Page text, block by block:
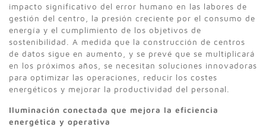
impacto significativo del error humano en las labores de
gestión del centro, la presión creciente por el consumo de
energía y el cumplimiento de los objetivos de
sostenibilidad. A medida que la construcción de centros
de datos sigue en aumento, y se prevé que se multiplicará
en los próximos años, se necesitan soluciones innovadoras
para optimizar las operaciones, reducir los costes
energéticos y mejorar la productividad del personal.
Iluminación conectada que mejora la eficiencia
energética y operativa